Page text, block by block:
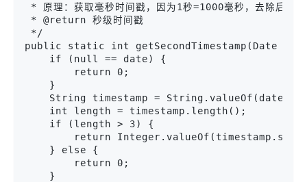
* 原理：获取毫秒时间戳，因为1秒=1000毫秒，去除后三
* @return 秒级时间戳
*/
public static int getSecondTimestamp(Date
    if (null == date) {
        return 0;
    }
String timestamp =
    int length = timestamp.length();
    if (length > 3) {
return
    } else {
        return 0;
    }